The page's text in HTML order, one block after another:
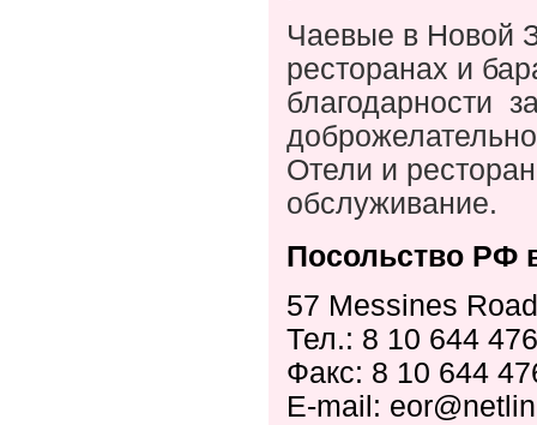
Чаевые в Новой
ресторанах и
благодарности
Отели и
обслуживание.
Посольство РФ
57 Messines
Тел.: 8 10 644
Факс: 8 10 644
E-mail: